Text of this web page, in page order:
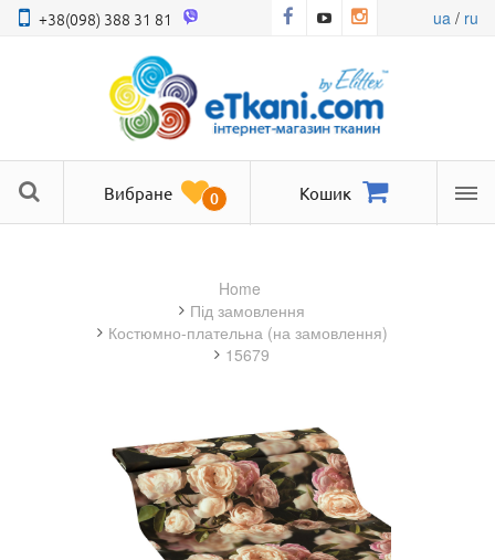
+38(098) 388 31 81 ua/ ru
Вибране 0 Кошик
Home
під замовлення
костюмно-плательна (на замовлення)
15679